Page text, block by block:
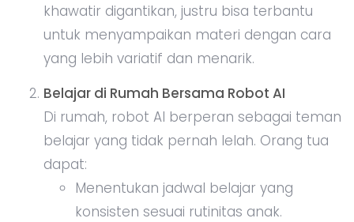
khawatir digantikan, justru bisa terbantu
untuk menyampaikan materi dengan cara
yang lebih variatif dan menarik.
Belajar di Rumah Bersama Robot AI
Di rumah, robot AI berperan sebagai teman
belajar yang tidak pernah lelah. Orang tua
dapat:
Menentukan jadwal belajar yang
konsisten sesuai rutinitas anak.